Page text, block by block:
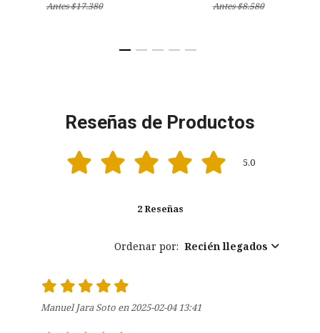
Antes$17.380 Antes$8.580
Reseñas de Productos
5.0
2 Reseñas
Ordenar por: Recién llegados
Manuel Jara Soto en 2025-02-04 13:41